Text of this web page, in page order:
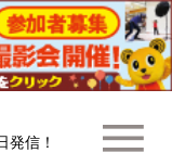
発信！